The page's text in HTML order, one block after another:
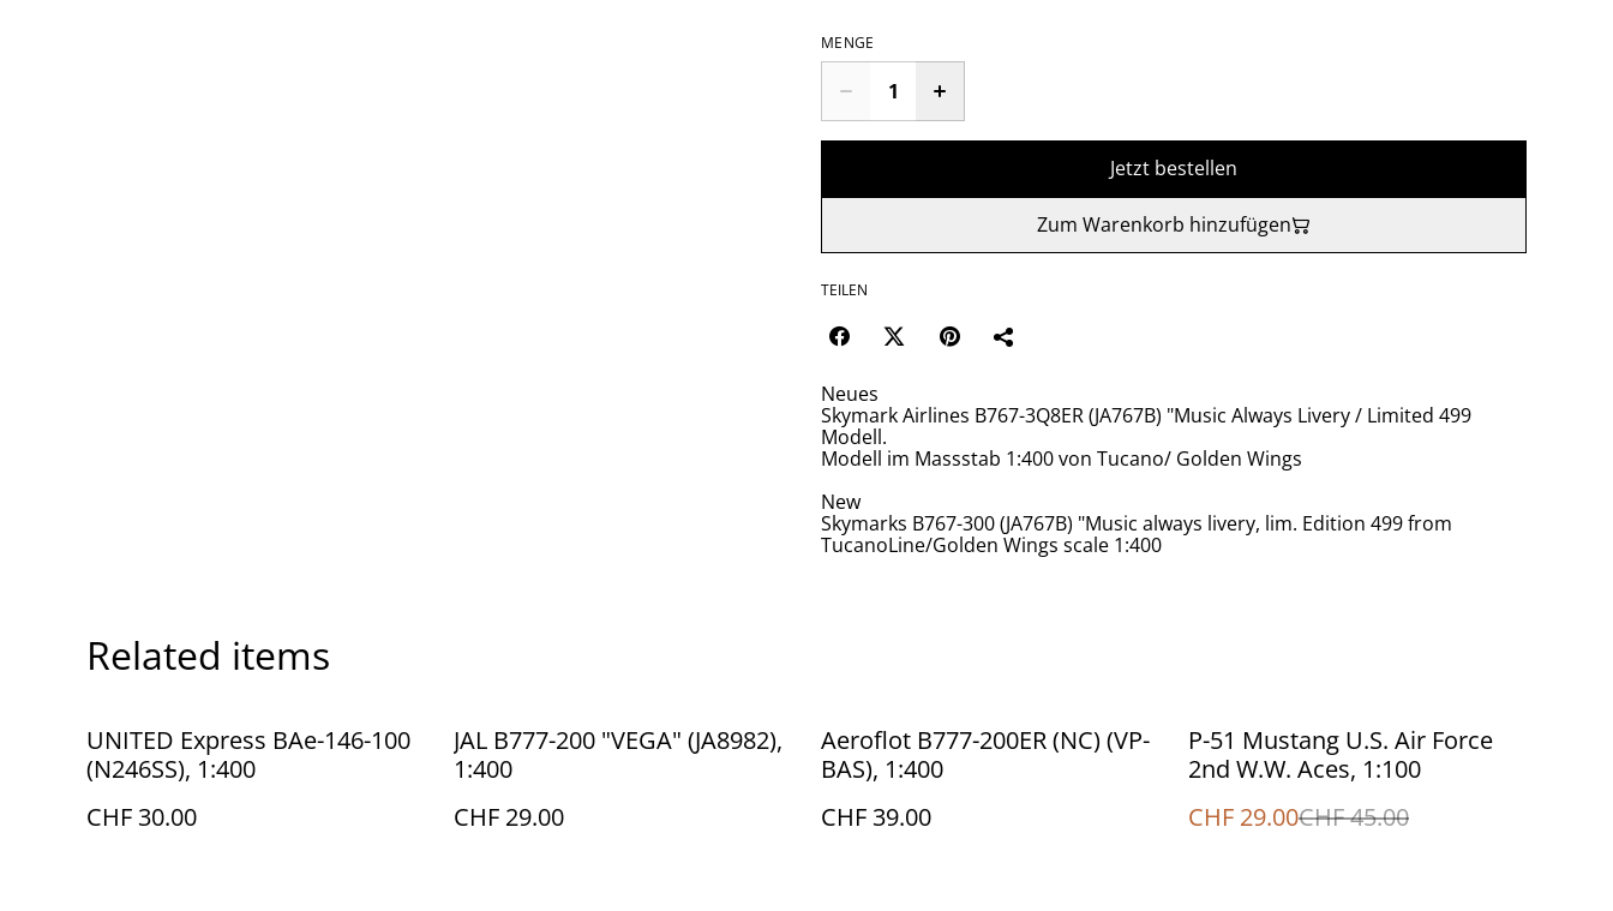
MENGE
Jetzt bestellen
Zum Warenkorb hinzufügen
TEILEN
Neues
Skymark Airlines B767-3Q8ER (JA767B) "Music Always Livery / Limited 499
Modell.
Modell im Massstab 1:400 von Tucano/ Golden Wings
New
Skymarks B767-300 (JA767B) "Music always livery, lim. Edition 499 from
TucanoLine/Golden Wings scale 1:400
Related items
UNITED Express BAe-146-100
(N246SS), 1:400
CHF 30.00
JAL B777-200 "VEGA" (JA8982),
1:400
CHF 29.00
Aeroflot B777-200ER (NC) (VP-
BAS), 1:400
CHF 39.00
%
P-51 Mustang U.S. Air Force
2nd W.W. Aces, 1:100
CHF 29.00CHF 45.00